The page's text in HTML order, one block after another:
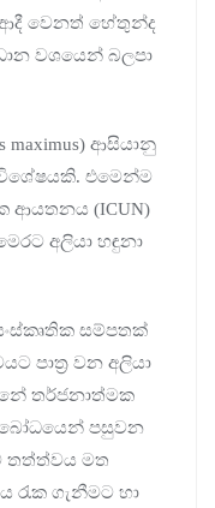
ආදී වෙනත් හේතුන්ද
වශයෙන් බලපා
maximus) ආසියානු
එමෙන්ම
ආයතනය (ICUN)
අලියා හඳුනා
සම්පතක්
පාත්‍ර වන අලියා
තර්ජනාත්මක
පසුවන
තත්ත්වය මත
ගැනීමට හා